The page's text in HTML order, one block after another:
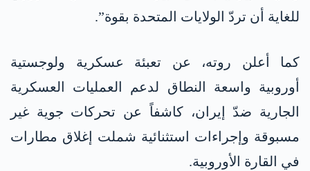
للغاية أن تردّ الولايات المتحدة بقوة”.
كما أعلن روته، عن تعبئة عسكرية ولوجستية
أوروبية واسعة النطاق لدعم العمليات العسكرية
الجارية ضدّ إيران، كاشفاً عن تحركات جوية غير
مسبوقة وإجراءات استثنائية شملت إغلاق مطارات
في القارة الأوروبية.